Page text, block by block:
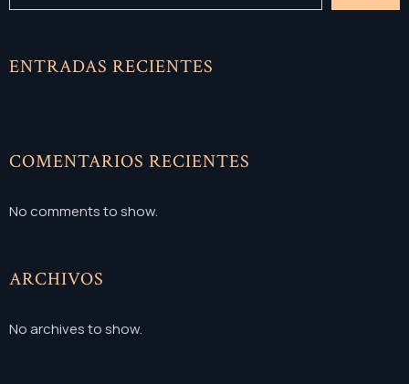
ENTRADAS RECIENTES
COMENTARIOS RECIENTES
No comments to show.
ARCHIVOS
No archives to show.